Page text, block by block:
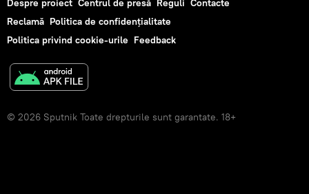
Despre proiect Centrul de presă Reguli Contacte
Reclamă Politica de confidențialitate
Politica privind cookie-urile Feedback
© 2026 Sputnik Toate drepturile sunt garantate. 18+